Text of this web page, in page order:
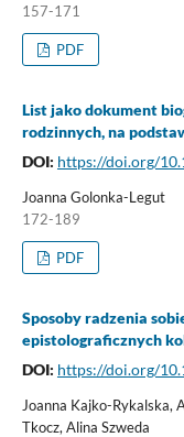
157-171
PDF
List jako dokument
rodzinnych, na
DOI: https://doi.org/
Joanna Golonka-Legut
172-189
PDF
Sposoby radzenia
epistolograficznych
DOI: https://doi.org/
Joanna Kajko-Rykalska,
Tkocz, Alina Szweda